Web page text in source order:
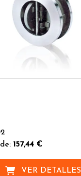
157,44 €
VER DETALLES